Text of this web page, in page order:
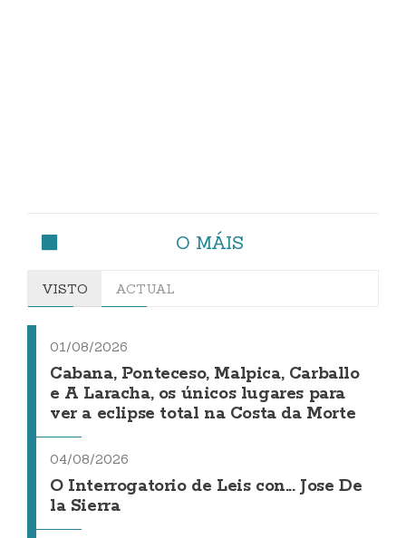
O MÁIS
VISTO ACTUAL
01/08/2026
Cabana, Ponteceso, Malpica, Carballo
e A Laracha, os únicos lugares para
ver a eclipse total na Costa da Morte
04/08/2026
O Interrogatorio de Leis con... Jose De
la Sierra